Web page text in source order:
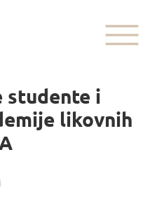
studente i
likovnih